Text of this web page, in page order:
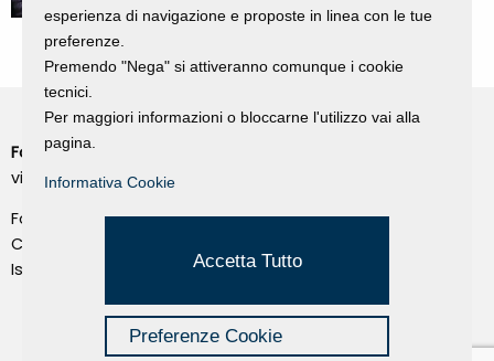
Fondazione Dino Zoli
viale Bologna 288, Forlì
Fondo dot. euro 285.000 i.v.
CF e P.IVA 03692820404
Isc.Reg Per.Giu. n. 10404
esperienza di navigazione e proposte in linea con le tue
preferenze.
Premendo "Nega" si attiveranno comunque i cookie
tecnici.
Per maggiori informazioni o bloccarne l'utilizzo vai alla
pagina.
Informativa Cookie
Accetta Tutto
Preferenze Cookie